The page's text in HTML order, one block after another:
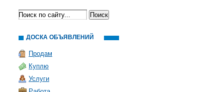
ДОСКА ОБЪЯВЛЕНИЙ
Продам
Куплю
Услуги